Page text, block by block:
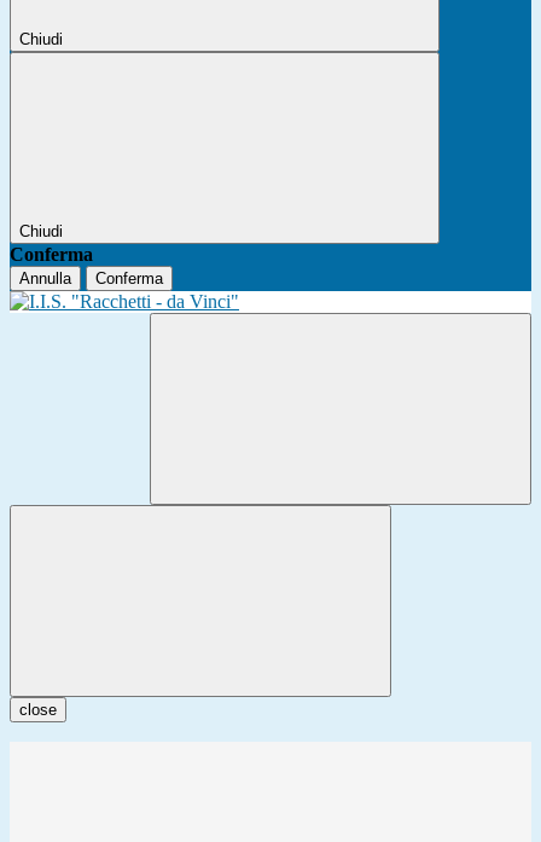
Chiudi
Chiudi
Conferma
Annulla Conferma
close